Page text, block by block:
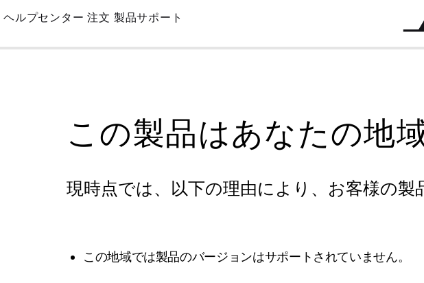
Skip
Main
ヘルプセンター 注文 製品サポート
この製品はあなたの地
現時点では、以下の理由により、お客様の
この地域では製品のバージョンはサポートされていません。